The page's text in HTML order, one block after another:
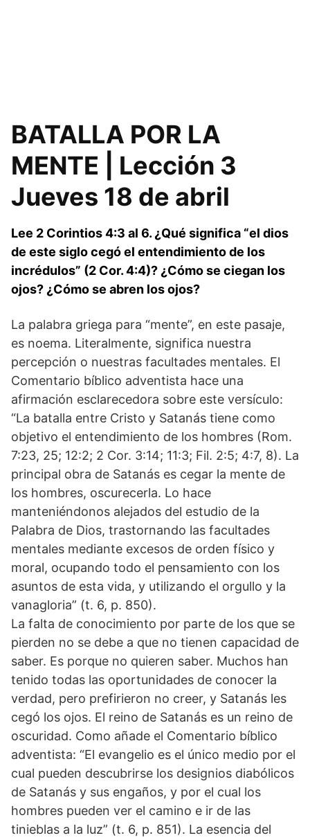
BATALLA POR LA
MENTE | Lección 3
Jueves 18 de abril
Lee 2 Corintios 4:3 al 6. ¿Qué significa “el dios
de este siglo cegó el entendimiento de los
incrédulos” (2 Cor. 4:4)? ¿Cómo se ciegan los
ojos? ¿Cómo se abren los ojos?
La palabra griega para “mente”, en este pasaje,
es noema. Literalmente, significa nuestra
percepción o nuestras facultades mentales. El
Comentario bíblico adventista hace una
afirmación esclarecedora sobre este versículo:
“La batalla entre Cristo y Satanás tiene como
objetivo el entendimiento de los hombres (Rom.
7:23, 25; 12:2; 2 Cor. 3:14; 11:3; Fil. 2:5; 4:7, 8). La
principal obra de Satanás es cegar la mente de
los hombres, oscurecerla. Lo hace
manteniéndonos alejados del estudio de la
Palabra de Dios, trastornando las facultades
mentales mediante excesos de orden físico y
moral, ocupando todo el pensamiento con los
asuntos de esta vida, y utilizando el orgullo y la
vanagloria” (t. 6, p. 850).
La falta de conocimiento por parte de los que se
pierden no se debe a que no tienen capacidad de
saber. Es porque no quieren saber. Muchos han
tenido todas las oportunidades de conocer la
verdad, pero prefirieron no creer, y Satanás les
cegó los ojos. El reino de Satanás es un reino de
oscuridad. Como añade el Comentario bíblico
adventista: “El evangelio es el único medio por el
cual pueden descubrirse los designios diabólicos
de Satanás y sus engaños, y por el cual los
hombres pueden ver el camino e ir de las
tinieblas a la luz” (t. 6, p. 851). La esencia del